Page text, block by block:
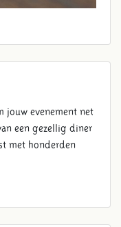
jouw evenement net
een gezellig diner
met honderden